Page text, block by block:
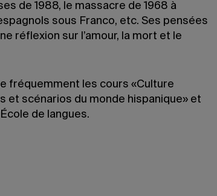
de 1988, le massacre de 1968 à
sous Franco, etc. Ses pensées
réflexion sur l’amour, la mort et le
fréquemment les cours «Culture
et scénarios du monde hispanique» et
de langues.